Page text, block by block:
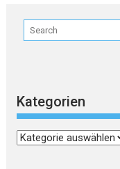
Kategorien
Kategorien